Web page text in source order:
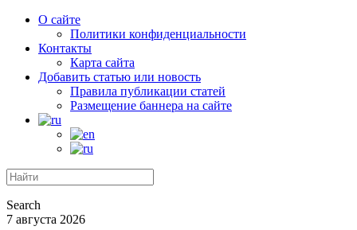
О сайте
Политики конфиденциальности
Контакты
Карта сайта
Добавить статью или новость
Правила публикации статей
Размещение баннера на сайте
Search
7 августа 2026